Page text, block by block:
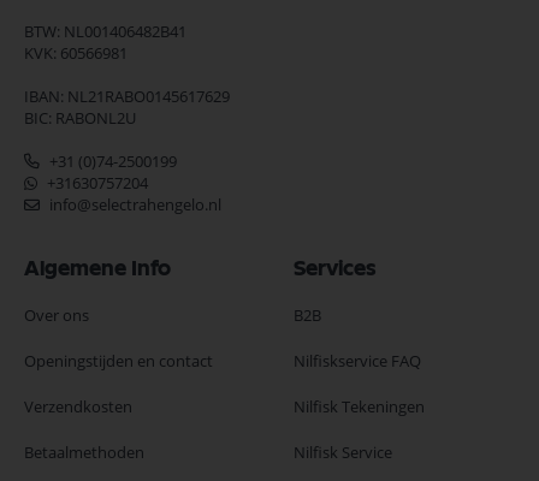
BTW: NL001406482B41
KVK: 60566981
IBAN: NL21RABO0145617629
BIC: RABONL2U
+31 (0)74-2500199
+31630757204
info@selectrahengelo.nl
Algemene Info
Over ons
Openingstijden en contact
Verzendkosten
Betaalmethoden
Services
B2B
Nilfiskservice FAQ
Nilfisk Tekeningen
Nilfisk Service